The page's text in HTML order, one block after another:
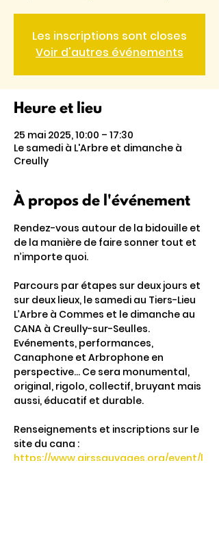
Les inscriptions sont closes
Voir d'autres événements
Heure et lieu
25 mai 2025, 10:00 – 17:30
Le samedi à L'Arbre et dimanche à
Creully
À propos de l'événement
Rendez-vous autour de la bidouille et
de la manière de faire sonner tout et
n’importe quoi.
Parcours par étapes sur deux jours et
sur deux lieux, le samedi au Tiers-Lieu
L’Arbre à Commes et le dimanche au
CANA à Creully-sur-Seulles.
Evénements, performances,
Canaphone et Arbrophone en
perspective… Ce sera monumental,
original, rigolo, collectif, bruyant mais
aussi, éducatif et durable.
Renseignements et inscriptions sur le
site du cana :
https://www.airssauvages.org/event/l